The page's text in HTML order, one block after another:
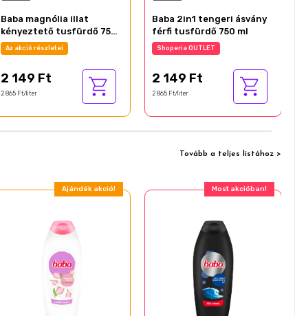
Baba magnólia illat
kényeztető tusfürdő 750
mlAz akció részletei
2 149 Ft
2 865 Ft/liter
Baba 2in1 tengeri ásvány
férfi tusfürdő 750 ml
Shoperia OUTLET
2 149 Ft
2 865 Ft/liter
Tovább a teljes listához >
Ajándék akció! Most akcióban!